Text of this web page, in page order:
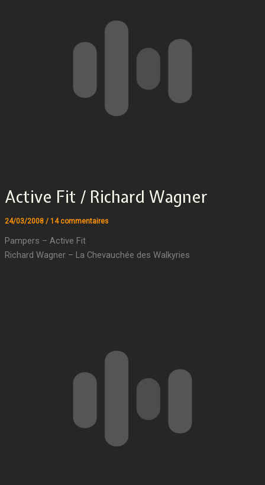
Active Fit / Richard Wagner
24/03/2008 / 14 commentaires
Pampers – Active Fit
Richard Wagner – La Chevauchée des Walkyries